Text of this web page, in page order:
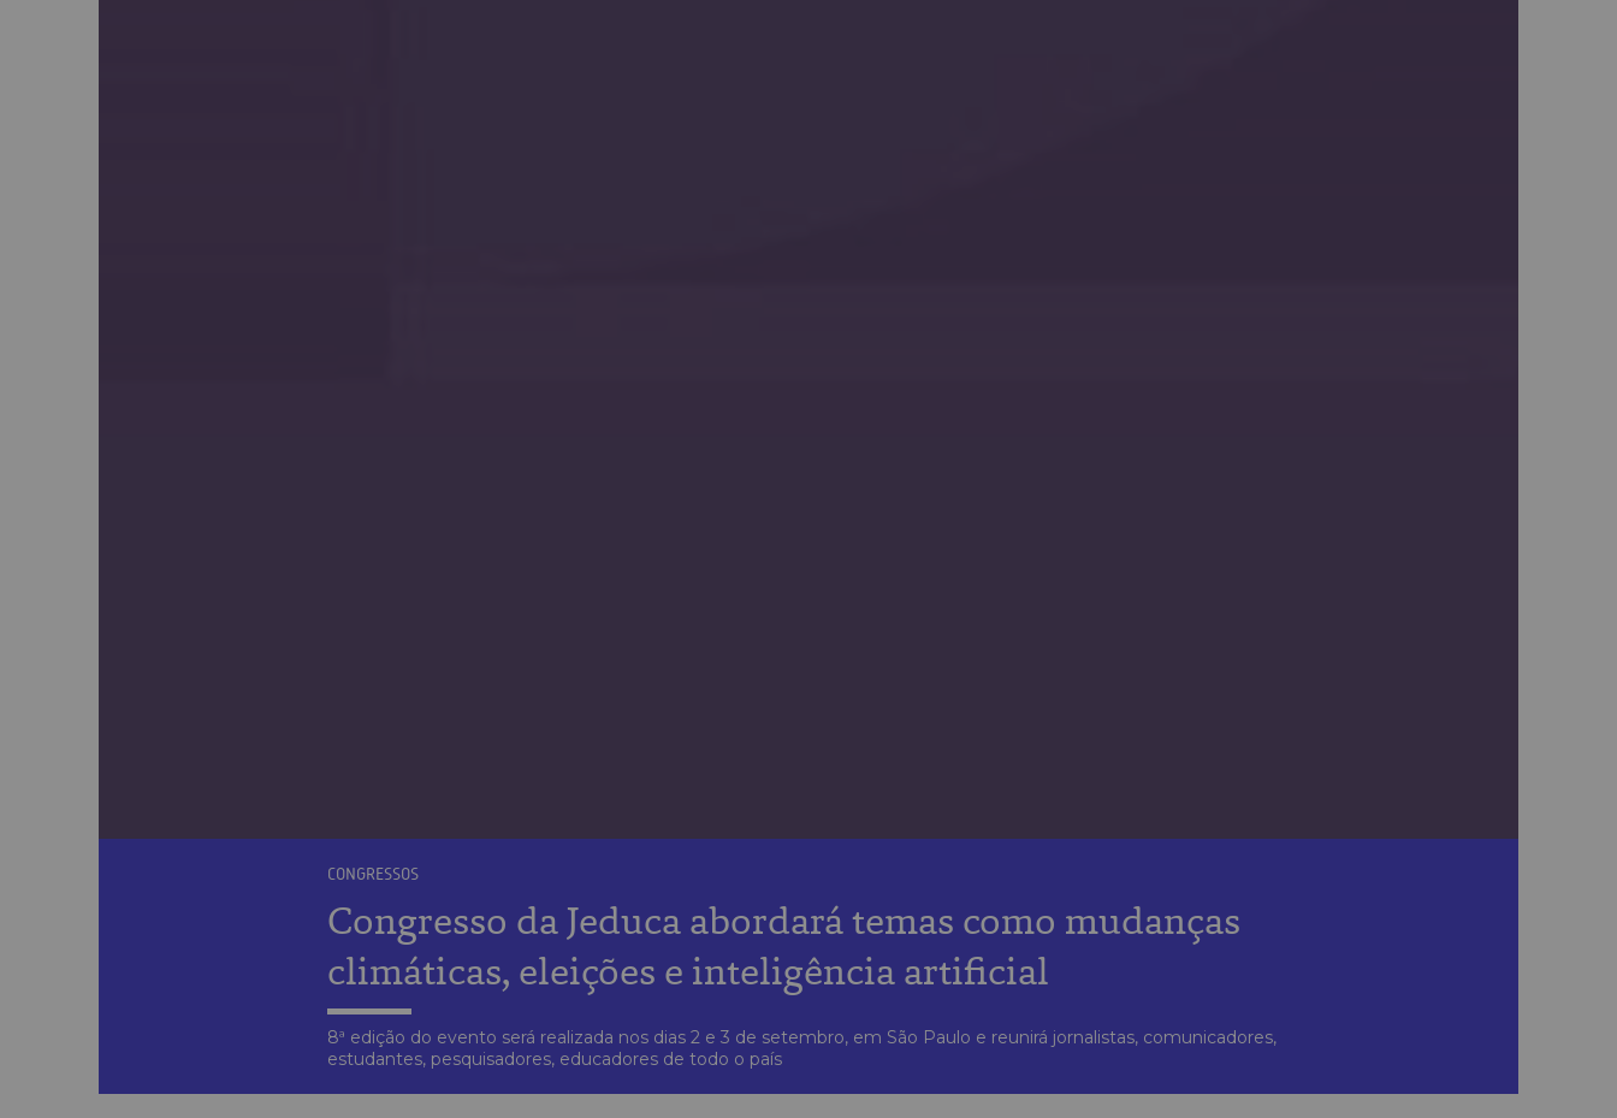
CONGRESSOS
Congresso da Jeduca abordará temas como mudanças
climáticas, eleições e inteligência artificial
8ª edição do evento será realizada nos dias 2 e 3 de setembro, em São Paulo e reunirá jornalistas, comunicadores,
estudantes, pesquisadores, educadores de todo o país